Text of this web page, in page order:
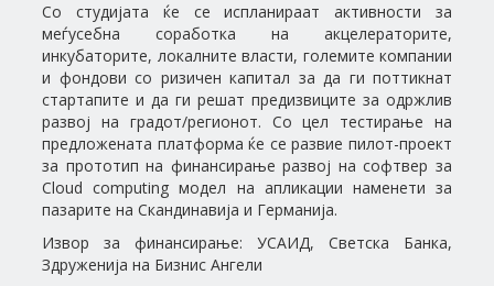
Со студијата ќе се испланираат активности за
меѓусебна соработка на акцелераторите,
инкубаторите, локалните власти, големите компании
и фондови со ризичен капитал за да ги поттикнат
стартапите и да ги решат предизвиците за одржлив
развој на градот/регионот. Со цел тестирање на
предложената платформа ќе се развие пилот-проект
за прототип на финансирање развој на софтвер за
Cloud computing модел на апликации наменети за
пазарите на Скандинавија и Германија.
Извор за финансирање: УСАИД, Светска Банка,
Здруженија на Бизнис Ангели